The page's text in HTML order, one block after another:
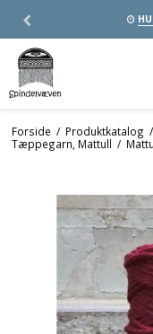
Forside / Produktkatalog /
Tæppegarn, Mattull /